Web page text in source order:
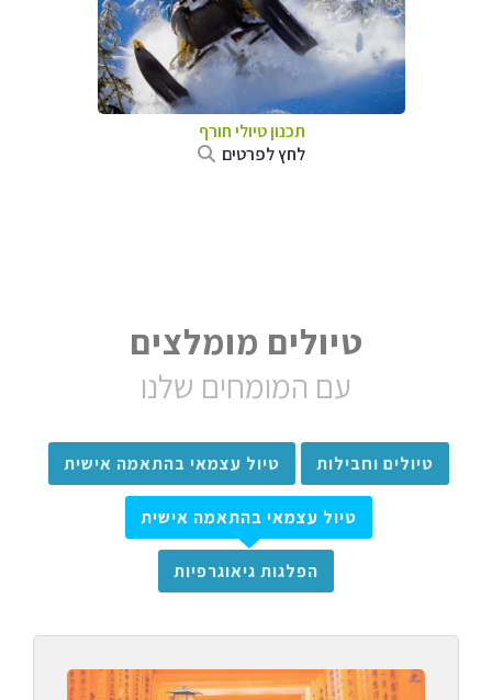
תכנון טיולי חורף
לחץ לפרטים
טיולים מומלצים
עם המומחים שלנו
טיולים וחבילות טיול עצמאי בהתאמה אישית
טיול עצמאי בהתאמה אישית
הפלגות גיאוגרפיות